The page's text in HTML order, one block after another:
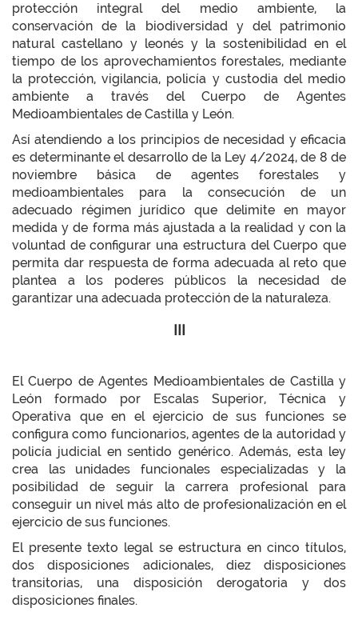
protección integral del medio ambiente, la
conservación de la biodiversidad y del patrimonio
natural castellano y leonés y la sostenibilidad en el
tiempo de los aprovechamientos forestales, mediante
la protección, vigilancia, policía y custodia del medio
ambiente a través del Cuerpo de Agentes
Medioambientales de Castilla y León.
Así atendiendo a los principios de necesidad y eficacia
es determinante el desarrollo de la Ley 4/2024, de 8 de
noviembre básica de agentes forestales y
medioambientales para la consecución de un
adecuado régimen jurídico que delimite en mayor
medida y de forma más ajustada a la realidad y con la
voluntad de configurar una estructura del Cuerpo que
permita dar respuesta de forma adecuada al reto que
plantea a los poderes públicos la necesidad de
garantizar una adecuada protección de la naturaleza.
III
El Cuerpo de Agentes Medioambientales de Castilla y
León formado por Escalas Superior, Técnica y
Operativa que en el ejercicio de sus funciones se
configura como funcionarios, agentes de la autoridad y
policía judicial en sentido genérico. Además, esta ley
crea las unidades funcionales especializadas y la
posibilidad de seguir la carrera profesional para
conseguir un nivel más alto de profesionalización en el
ejercicio de sus funciones.
El presente texto legal se estructura en cinco títulos,
dos disposiciones adicionales, diez disposiciones
transitorias, una disposición derogatoria y dos
disposiciones finales.